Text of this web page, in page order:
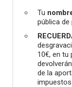
Tu
pública
10€, en tu
de la